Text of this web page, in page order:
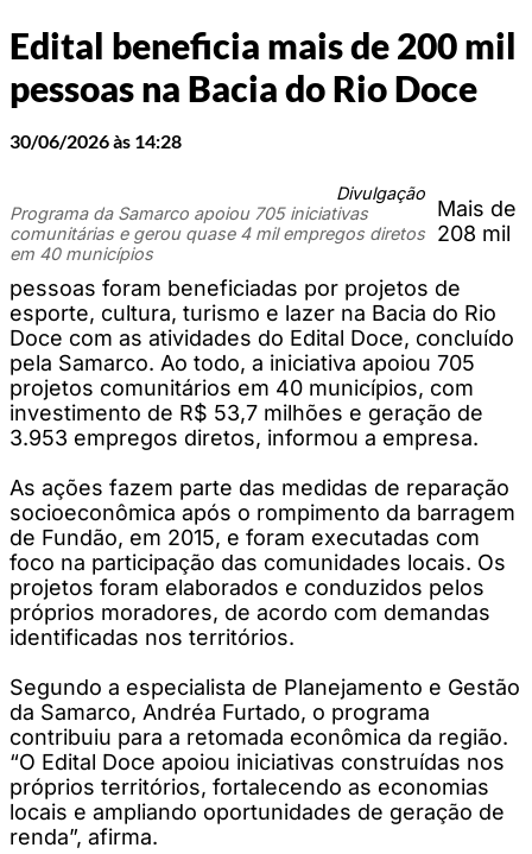
Edital beneficia mais de 200 mil
pessoas na Bacia do Rio Doce
30/06/2026 às 14:28
Divulgação
Programa da Samarco apoiou 705 iniciativas
comunitárias e gerou quase 4 mil empregos diretos
em 40 municípios
Mais de
208 mil
pessoas foram beneficiadas por projetos de
esporte, cultura, turismo e lazer na Bacia do Rio
Doce com as atividades do Edital Doce, concluído
pela Samarco. Ao todo, a iniciativa apoiou 705
projetos comunitários em 40 municípios, com
investimento de R$ 53,7 milhões e geração de
3.953 empregos diretos, informou a empresa.
As ações fazem parte das medidas de reparação
socioeconômica após o rompimento da barragem
de Fundão, em 2015, e foram executadas com
foco na participação das comunidades locais. Os
projetos foram elaborados e conduzidos pelos
próprios moradores, de acordo com demandas
identificadas nos territórios.
Segundo a especialista de Planejamento e Gestão
da Samarco, Andréa Furtado, o programa
contribuiu para a retomada econômica da região.
“O Edital Doce apoiou iniciativas construídas nos
próprios territórios, fortalecendo as economias
locais e ampliando oportunidades de geração de
renda”, afirma.